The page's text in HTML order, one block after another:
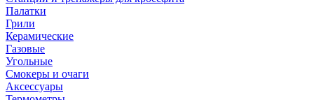
Палатки
Грили
Керамические
Газовые
Угольные
Смокеры и очаги
Аксессуары